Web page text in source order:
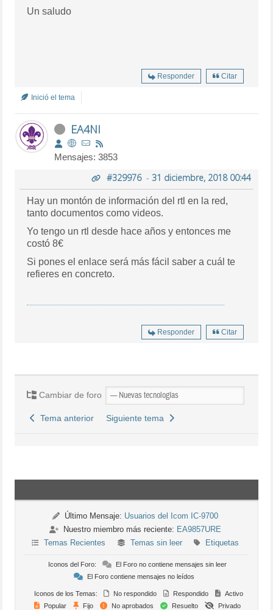
Un saludo
Responder Citar
Inició el tema
EA4NI
Mensajes: 3853
#329976- 31 diciembre, 2018 00:44
Hay un montón de información del rtl en la red,
tanto documentos como videos.
Yo tengo un rtl desde hace años y entonces me
costó 8€
Si pones el enlace será más fácil saber a cuál te
refieres en concreto.
Responder Citar
Cambiar de foro
Tema anterior Siguiente tema
Último Mensaje: Usuarios del Icom IC-9700
Nuestro miembro más reciente: EA9857URE
Temas Recientes
Temas sin leer Etiquetas
Iconos del Foro:
El Foro no contiene mensajes sin leer
El Foro contiene mensajes no leídos
Iconos de los Temas: No respondido Respondido
Activo
Popular
Fijo No aprobados Resuelto
Privado